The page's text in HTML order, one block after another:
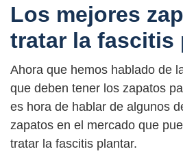
Los mejores
tratar la fascitis
Ahora que hemos hablado de
que deben tener los zapatos
es hora de hablar de algunos
zapatos en el mercado que
tratar la fascitis plantar.